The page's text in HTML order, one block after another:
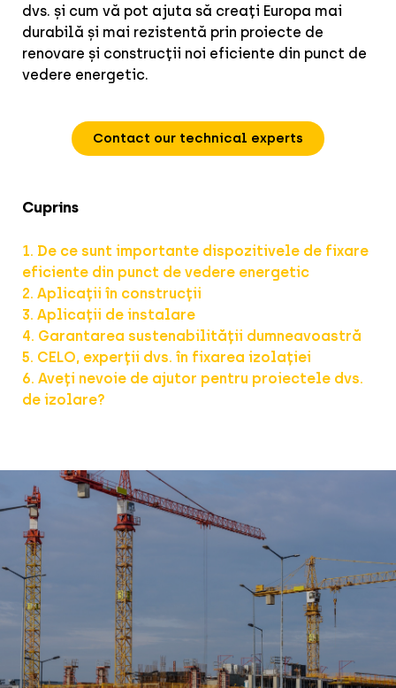
dvs. și cum vă pot ajuta să creați Europa mai
durabilă și mai rezistentă prin proiecte de
renovare și construcții noi eficiente din punct de
vedere energetic.
Contact our technical experts
Cuprins
1. De ce sunt importante dispozitivele de fixare
eficiente din punct de vedere energetic
2. Aplicații în construcții
3. Aplicații de instalare
4. Garantarea sustenabilității dumneavoastră
5. CELO, experții dvs. în fixarea izolației
6. Aveți nevoie de ajutor pentru proiectele dvs.
de izolare?